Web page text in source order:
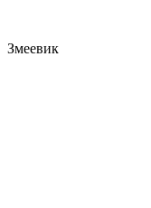
Змеевик